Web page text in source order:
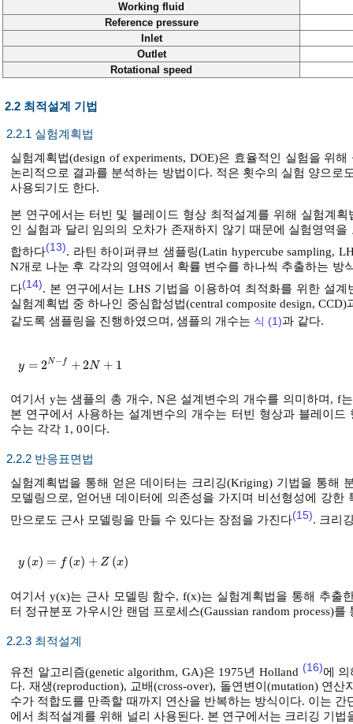
Working fluid
Reference pressure
Inlet
Outlet
Rotational speed
2.2 최적설계 기법
2.2.1 실험계획법
실험계획법(design of experiments, DOE)은 효율적인 실험을 위
논리적으로 결과를 분석하는 방법이다. 적은 횟수의 실험 양으
사용되기도 한다.
본 연구에서는 터빈 및 블레이드 형상 최적설계를 위해 실험계
인 실험과 달리 임의의 오차가 존재하지 않기 때문에 실험영역
합하다(13). 라틴 하이퍼큐브 샘플링(Latin hypercube sampling,
N개로 나눈 후 각각의 영역에서 확률 변수를 하나씩 추출하는
다(14). 본 연구에서는 LHS 기법을 이용하여 최적화를 위한 설
실험계획법 중 하나인 중심합성법(central composite design,
같도록 샘플링을 진행하였으며, 샘플의 개수는 식 (1)과 같다.
y = 2N− f +2N + 1
y=2N -f+2N +1
여기서 y는 샘플의 총 개수, N은 설계변수의 개수를 의미하며, f
본 연구에서 사용하는 설계변수의 개수는 터빈 형상과 블레이
수는 각각 1, 0이다.
2.2.2 반응표면법
실험계획법을 통해 얻은 데이터는 크리깅(Kriging) 기법을 통해
모델링으로, 얻어낸 데이터에 의존성을 가지며 비선형성에 강
만으로도 근사 모델링을 만들 수 있다는 장점을 가진다(15). 크리
y (x) = f (x) + Z (x)
yx=fx +Z x
여기서 y(x)는 근사 모델링 함수, f(x)는 실험계획법을 통해 추출
터 정규분포 가우시안 랜덤 프로세스(Gaussian random process)
2.2.3 최적설계
유전 알고리즘(genetic algorithm, GA)은 1975년 Holland (16)에 의
다. 재생(reproduction), 교배(cross-over), 돌연변이(mutation) 연
수가 적합도를 만족할 때까지 연산을 반복하는 방식이다. 이는
에서 최적설계를 위해 널리 사용된다. 본 연구에서는 크리깅 기